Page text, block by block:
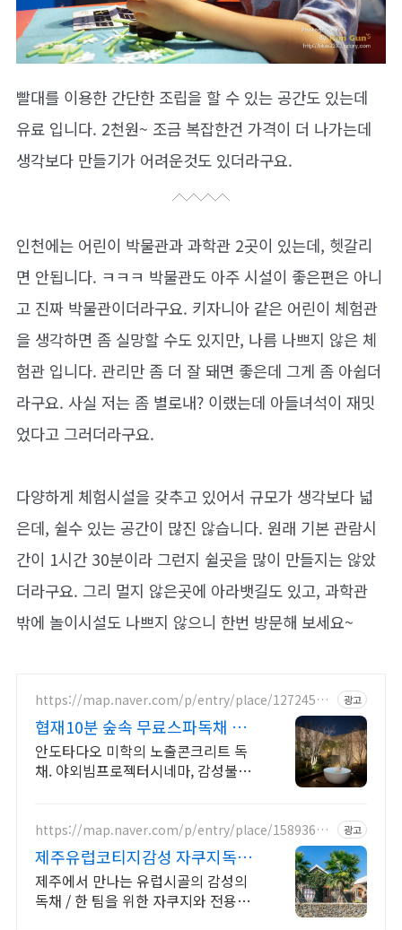
빨대를 이용한 간단한 조립을 할 수 있는 공간도 있는데
유료 입니다. 2천원~ 조금 복잡한건 가격이 더 나가는데
생각보다 만들기가 어려운것도 있더라구요.
인천에는 어린이 박물관과 과학관 2곳이 있는데, 헷갈리
면 안됩니다. ㅋㅋㅋ 박물관도 아주 시설이 좋은편은 아니
고 진짜 박물관이더라구요. 키자니아 같은 어린이 체험관
을 생각하면 좀 실망할 수도 있지만, 나름 나쁘지 않은 체
험관 입니다. 관리만 좀 더 잘 돼면 좋은데 그게 좀 아쉽더
라구요. 사실 저는 좀 별로내? 이랬는데 아들녀석이 재밋
었다고 그러더라구요.
다양하게 체험시설을 갖추고 있어서 규모가 생각보다 넓
은데, 쉴수 있는 공간이 많진 않습니다. 원래 기본 관람시
간이 1시간 30분이라 그런지 쉴곳을 많이 만들지는 않았
더라구요. 그리 멀지 않은곳에 아라뱃길도 있고, 과학관
밖에 놀이시설도 나쁘지 않으니 한번 방문해 보세요~
https://map.naver.com/p/entry/place/12724511
광고
협재10분 숲속 무료스파독채 퀸
침대 2개 가족/커플 독채
안도타다오 미학의 노출콘크리트 독
채. 야외빔프로젝터시네마, 감성불멍,
피완비. 먼지없는 청결
https://map.naver.com/p/entry/place/15893686
광고
제주유럽코티지감성 자쿠지독채
프라이빗 제주여행, 유럽감성
제주에서 만나는 유럽시골의 감성의
독채 / 한 팀을 위한 자쿠지와 전용온